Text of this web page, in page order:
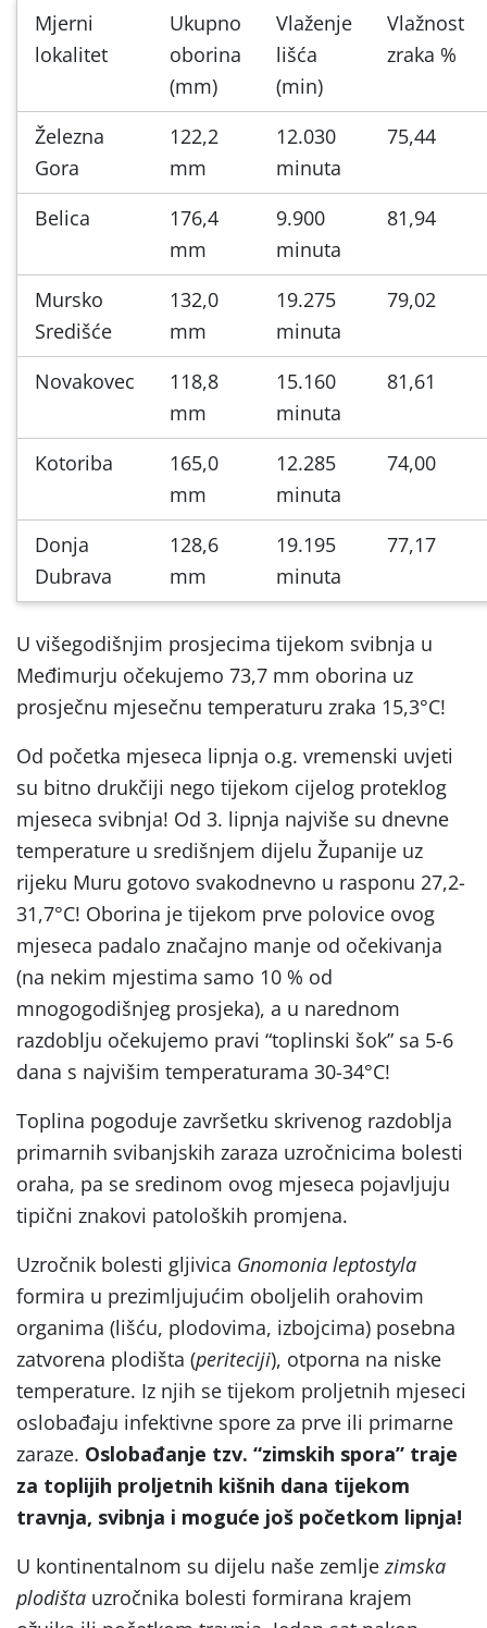
Mjerni
lokalitet
Ukupno
oborina
(mm)
Vlaženje
lišća
(min)
Vlažnost
zraka %
Železna
Gora
122,2
mm
12.030
minuta
75,44
Belica
176,4
mm
9.900
minuta
81,94
Mursko
Središće
132,0
mm
19.275
minuta
79,02
Novakovec
118,8
mm
15.160
minuta
81,61
Kotoriba
165,0
mm
12.285
minuta
74,00
Donja
Dubrava
128,6
mm
19.195
minuta
77,17
U višegodišnjim prosjecima tijekom svibnja u
Međimurju očekujemo 73,7 mm oborina uz
prosječnu mjesečnu temperaturu zraka 15,3°C!
Od početka mjeseca lipnja o.g. vremenski uvjeti
su bitno drukčiji nego tijekom cijelog proteklog
mjeseca svibnja! Od 3. lipnja najviše su dnevne
temperature u središnjem dijelu Županije uz
rijeku Muru gotovo svakodnevno u rasponu 27,2-
31,7°C! Oborina je tijekom prve polovice ovog
mjeseca padalo značajno manje od očekivanja
(na nekim mjestima samo 10 % od
mnogogodišnjeg prosjeka), a u narednom
razdoblju očekujemo pravi “toplinski šok” sa 5-6
dana s najvišim temperaturama 30-34°C!
Toplina pogoduje završetku skrivenog razdoblja
primarnih svibanjskih zaraza uzročnicima bolesti
oraha, pa se sredinom ovog mjeseca pojavljuju
tipični znakovi patoloških promjena.
Uzročnik bolesti gljivica Gnomonia leptostyla
formira u prezimljujućim oboljelih orahovim
organima (lišću, plodovima, izbojcima) posebna
zatvorena plodišta (periteciji), otporna na niske
temperature. Iz njih se tijekom proljetnih mjeseci
oslobađaju infektivne spore za prve ili primarne
zaraze. Oslobađanje tzv. “zimskih spora” traje
za toplijih proljetnih kišnih dana tijekom
travnja, svibnja i moguće još početkom lipnja!
U kontinentalnom su dijelu naše zemlje zimska
plodišta uzročnika bolesti formirana krajem